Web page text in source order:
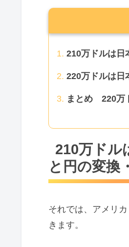
210万ドルは日
220万ドルは日
まとめ 220万
210万ドル
と円の変換
それでは、アメリ
きます。